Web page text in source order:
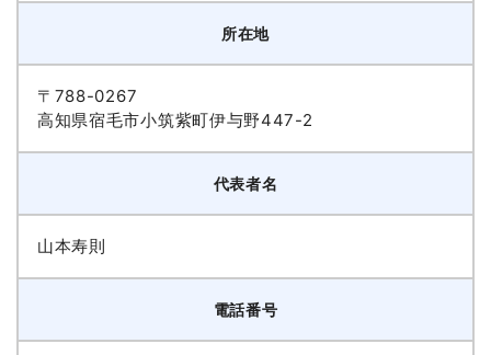
所在地
〒788-0267
高知県宿毛市小筑紫町伊与野447-2
代表者名
山本寿則
電話番号